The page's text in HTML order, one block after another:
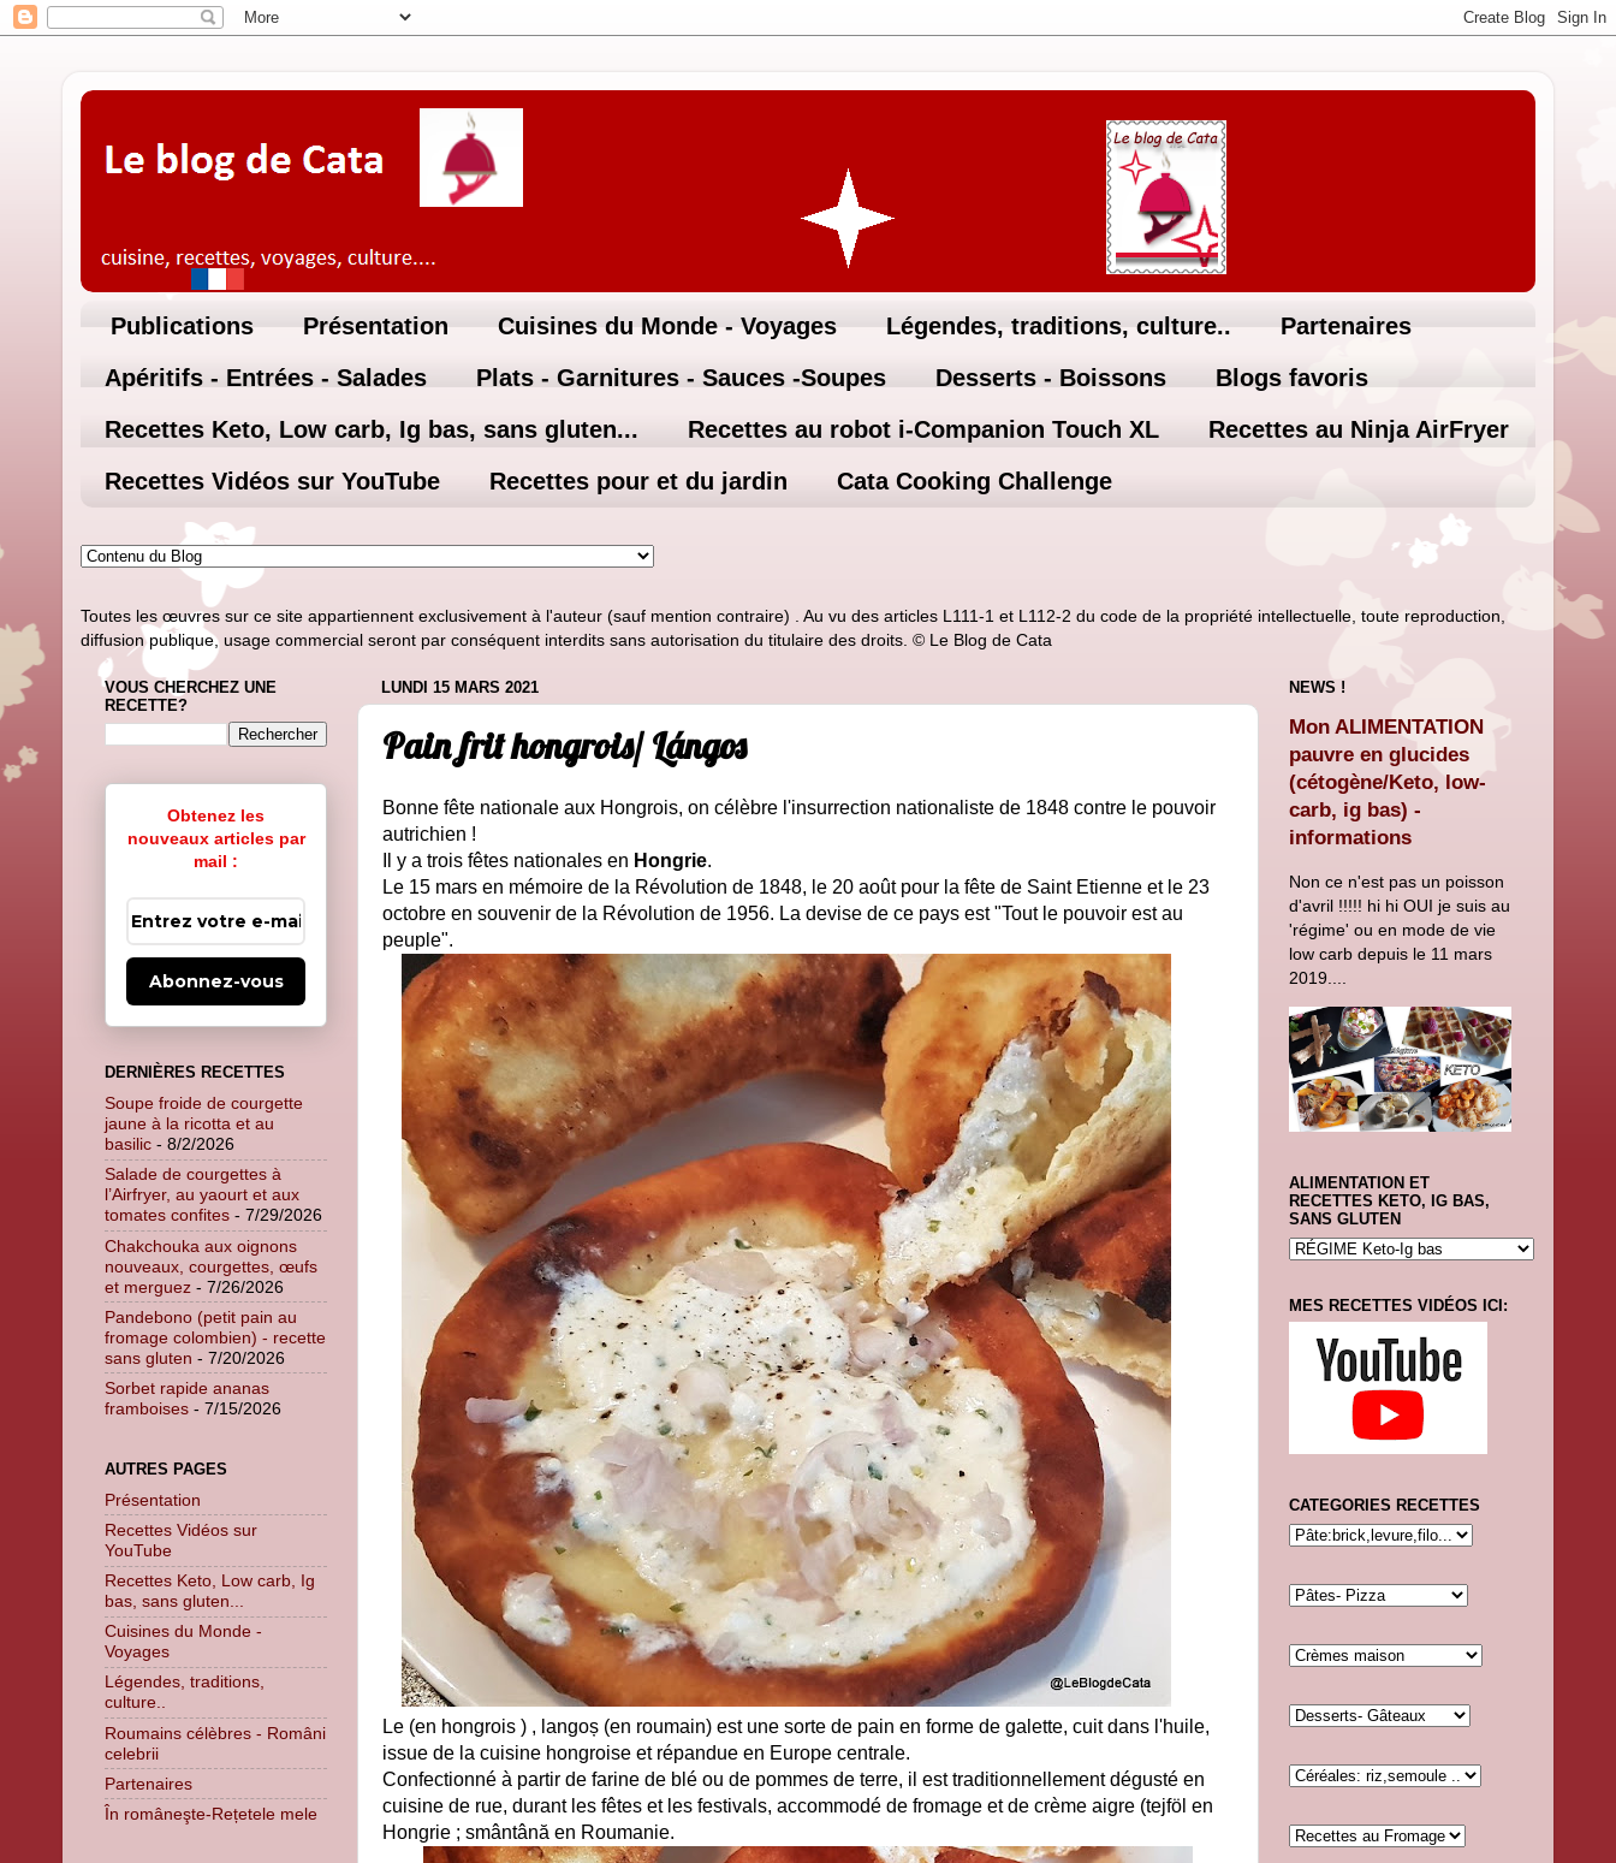
Publications Présentation Cuisines du Monde - Voyages Légendes, traditions, culture..
Partenaires
Apéritifs - Entrées - Salades
Plats - Garnitures - Sauces -Soupes Desserts - Boissons
Blogs favoris
Recettes Keto, Low carb, Ig bas, sans gluten...
Recettes au robot i-Companion Touch XL
Recettes au Ninja AirFryer
Recettes Vidéos sur YouTube
Recettes pour et du jardin Cata Cooking Challenge
Toutes les œuvres sur ce site appartiennent exclusivement à l'auteur (sauf mention contraire) . Au vu des articles L111-1 et L112-2 du code de la propriété intellectuelle, toute reproduction,
diffusion publique, usage commercial seront par conséquent interdits sans autorisation du titulaire des droits. © Le Blog de Cata
LUNDI 15 MARS 2021
Pain frit hongrois/ Lángos
Bonne fête nationale aux Hongrois, on célèbre l'insurrection nationaliste de 1848 contre le pouvoir
autrichien !
Il y a trois fêtes nationales en Hongrie.
Le 15 mars en mémoire de la Révolution de 1848, le 20 août pour la fête de Saint Etienne et le 23
octobre en souvenir de la Révolution de 1956. La devise de ce pays est "Tout le pouvoir est au
peuple".
Le (en hongrois ) , langoș (en roumain) est une sorte de pain en forme de galette, cuit dans l'huile,
issue de la cuisine hongroise et répandue en Europe centrale.
Confectionné à partir de farine de blé ou de pommes de terre, il est traditionnellement dégusté en
cuisine de rue, durant les fêtes et les festivals, accommodé de fromage et de crème aigre (tejföl en
Hongrie ; smântână en Roumanie.
VOUS CHERCHEZ UNE
RECETTE?
Obtenez les
nouveaux articles par
mail :
Abonnez-vous
DERNIÈRES RECETTES
Soupe froide de courgette
jaune à la ricotta et au
basilic - 8/2/2026
Salade de courgettes à
l’Airfryer, au yaourt et aux
tomates confites - 7/29/2026
Chakchouka aux oignons
nouveaux, courgettes, œufs
et merguez - 7/26/2026
Pandebono (petit pain au
fromage colombien) - recette
sans gluten - 7/20/2026
Sorbet rapide ananas
framboises - 7/15/2026
AUTRES PAGES
Présentation
Recettes Vidéos sur
YouTube
Recettes Keto, Low carb, Ig
bas, sans gluten...
Cuisines du Monde -
Voyages
Légendes, traditions,
culture..
Roumains célèbres - Români
celebrii
Partenaires
În româneşte-Rețetele mele
NEWS !
Mon ALIMENTATION
pauvre en glucides
(cétogène/Keto, low-
carb, ig bas) -
informations
Non ce n'est pas un poisson
d'avril !!!!! hi hi OUI je suis au
'régime' ou en mode de vie
low carb depuis le 11 mars
2019....
ALIMENTATION ET
RECETTES KETO, IG BAS,
SANS GLUTEN
MES RECETTES VIDÉOS ICI:
CATEGORIES RECETTES